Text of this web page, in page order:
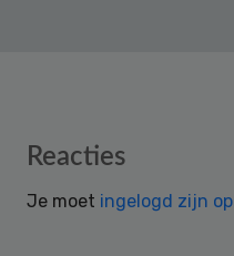
Reader
Reacties
Je moet ingelogd zijn op